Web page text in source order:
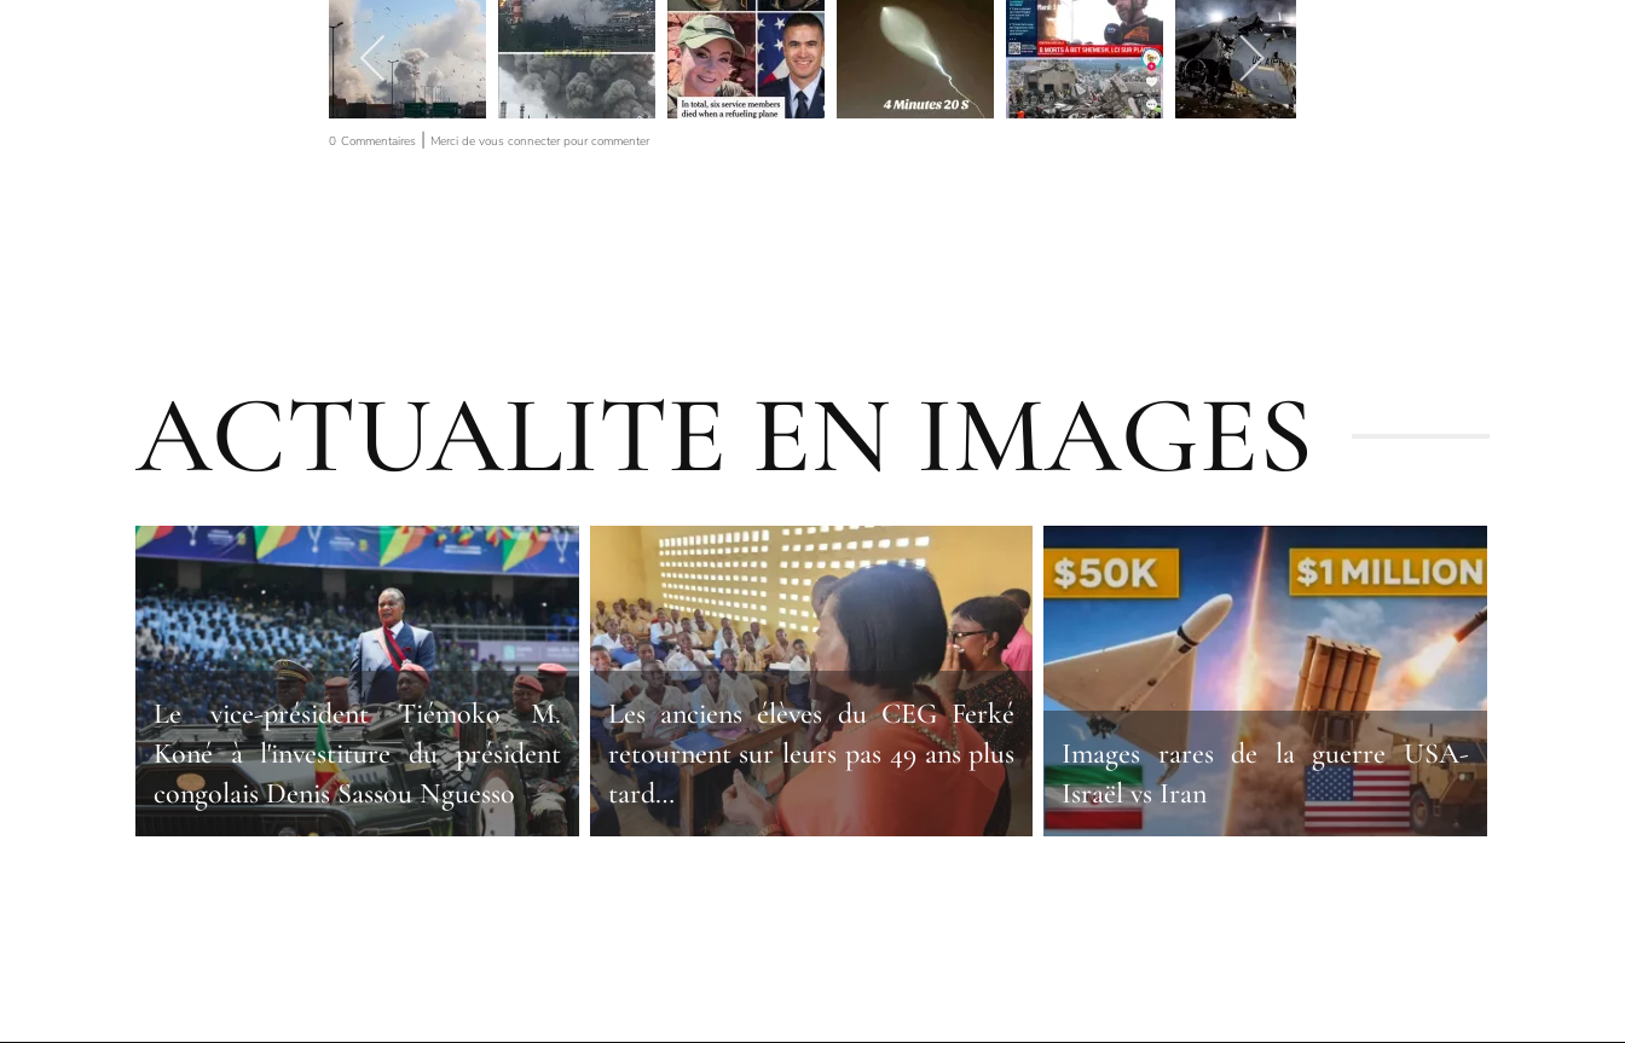
0 Commentaires | Merci de vous connecter pour commenter
ACTUALITE EN IMAGES
Le vice-président Tiémoko M.
Koné à l'investiture du président
congolais Denis Sassou Nguesso
Les anciens élèves du CEG Ferké
retournent sur leurs pas 49 ans plus
tard…
Images rares de la guerre USA-
Israël vs Iran